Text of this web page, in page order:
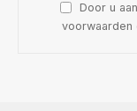
Door u
voorwaarden